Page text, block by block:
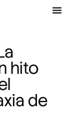
hito
de